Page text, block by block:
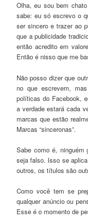
Olha, eu sou bem
sabe: eu só escrevo o
ser sincero e trazer ao
que a publicidade
então acredito em
Então é nisso que me
Não posso dizer que
no que escrevem,
políticas do Facebook,
a verdade estará cada
marcas que estão
Marcas “sinceronas”.
Sabe como é, ninguém
seja falso. Isso se
outros, os títulos são
Como você tem se
qualquer anúncio ou
Esse é o momento de